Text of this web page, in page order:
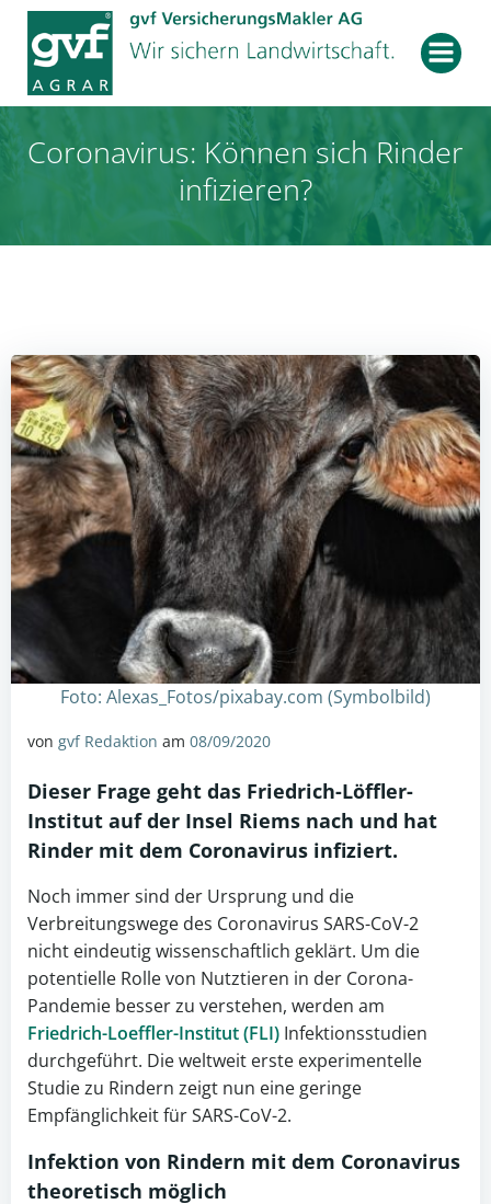
Zum
Inhalt
springen
Coronavirus: Können sich Rinder
infizieren?
Foto: Alexas_Fotos/pixabay.com (Symbolbild)
von gvf Redaktion am 08/09/2020
Dieser Frage geht das Friedrich-Löffler-
Institut auf der Insel Riems nach und hat
Rinder mit dem Coronavirus infiziert.
Noch immer sind der Ursprung und die
Verbreitungswege des Coronavirus SARS-CoV-2
nicht eindeutig wissenschaftlich geklärt. Um die
potentielle Rolle von Nutztieren in der Corona-
Pandemie besser zu verstehen, werden am
Friedrich-Loeffler-Institut (FLI) Infektionsstudien
durchgeführt. Die weltweit erste experimentelle
Studie zu Rindern zeigt nun eine geringe
Empfänglichkeit für SARS-CoV-2.
Infektion von Rindern mit dem Coronavirus
theoretisch möglich